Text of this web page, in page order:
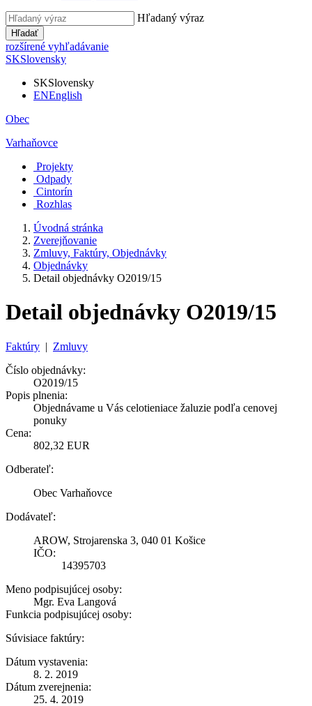
Hľadaný výraz
Hľadať
rozšírené vyhľadávanie
SKSlovensky
SKSlovensky
ENEnglish
Obec
Varhaňovce
Projekty
Odpady
Cintorín
Rozhlas
Úvodná stránka
Zverejňovanie
Zmluvy, Faktúry, Objednávky
Objednávky
Detail objednávky O2019/15
Detail objednávky O2019/15
Faktúry | Zmluvy
Číslo objednávky:
O2019/15
Popis plnenia:
Objednávame u Vás celotieniace žaluzie podľa cenovej
ponuky
Cena:
802,32 EUR
Odberateľ:
Obec Varhaňovce
Dodávateľ:
AROW, Strojarenska 3, 040 01 Košice
IČO:
14395703
Meno podpisujúcej osoby:
Mgr. Eva Langová
Funkcia podpisujúcej osoby:
Súvisiace faktúry:
Dátum vystavenia:
8. 2. 2019
Dátum zverejnenia:
25. 4. 2019